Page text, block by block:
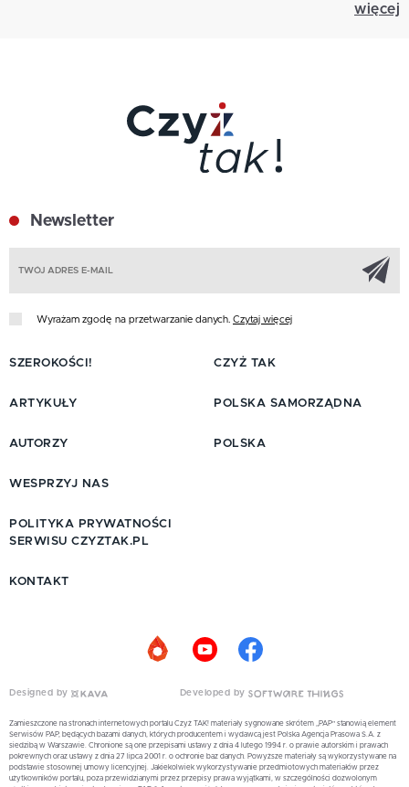
więcej
Newsletter
Wyrażam zgodę na przetwarzanie danych. Czytaj więcej
SZEROKOŚCI!
ARTYKUŁY
AUTORZY
CZYŻ TAK
POLSKA SAMORZĄDNA
POLSKA
WESPRZYJ NAS
POLITYKA PRYWATNOŚCI
SERWISU CZYZTAK.PL
KONTAKT
Designed by Developed by
Zamieszczone na stronach internetowych portalu Czyż TAK! materiały sygnowane skrótem „PAP” stanowią element
Serwisów PAP, będących bazami danych, których producentem i wydawcą jest Polska Agencja Prasowa S.A. z
siedzibą w Warszawie. Chronione są one przepisami ustawy z dnia 4 lutego 1994 r. o prawie autorskim i prawach
pokrewnych oraz ustawy z dnia 27 lipca 2001 r. o ochronie baz danych. Powyższe materiały są wykorzystywane na
podstawie stosownej umowy licencyjnej. Jakiekolwiek wykorzystywanie przedmiotowych materiałów przez
użytkowników portalu, poza przewidzianymi przez przepisy prawa wyjątkami, w szczególności dozwolonym